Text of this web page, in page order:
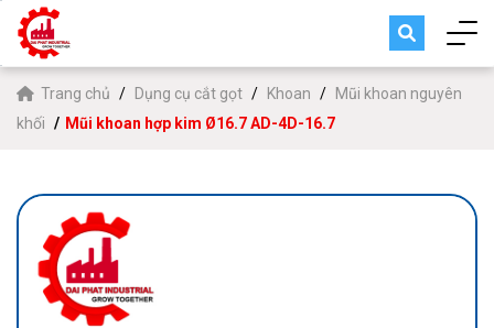
Trang chủ Dụng cụ cắt gọt Khoan
Mũi khoan nguyên
khối
Mũi khoan hợp kim Ø16.7 AD-4D-16.7